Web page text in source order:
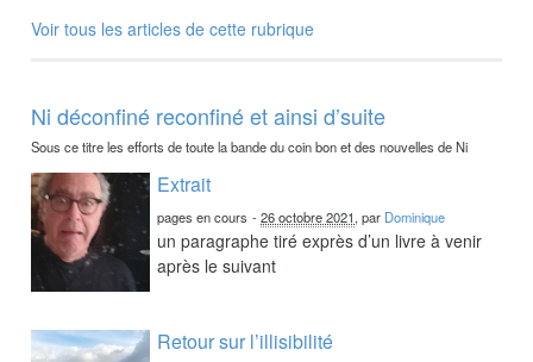
Voir tous les articles de cette rubrique
Ni déconfiné reconfiné et ainsi d’suite
Sous ce titre les efforts de toute la bande du coin bon et des nouvelles de Ni
Extrait
pages en cours -26 octobre 2021, par Dominique
un paragraphe tiré exprès d’un livre à venir
après le suivant
Retour sur l’illisibilité